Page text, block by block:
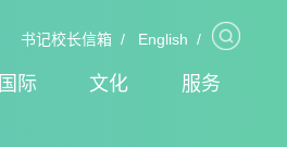
书记校长信箱 / English /
国际 文化 服务